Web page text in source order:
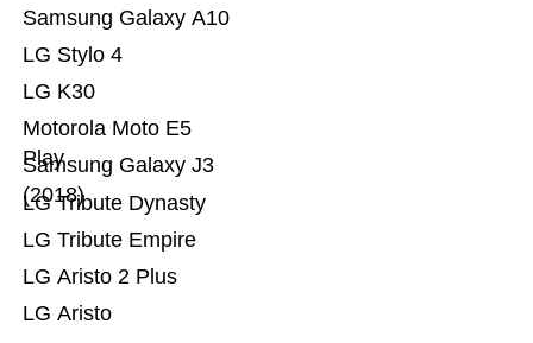
LG Aristo
LG Aristo 2 Plus
LG Tribute Empire
LG Tribute Dynasty
Samsung Galaxy J3
(2018)
Motorola Moto E5
Play
LG K30
LG Stylo 4
Samsung Galaxy A10